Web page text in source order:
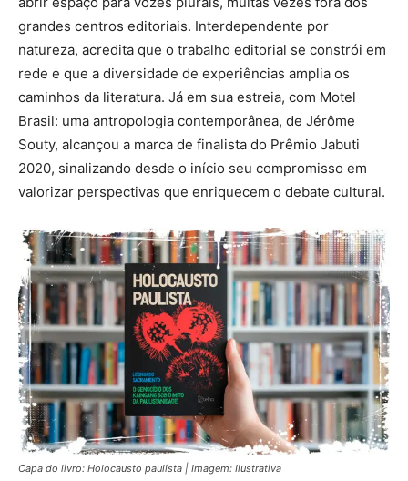
grandes centros editoriais. Interdependente por
natureza, acredita que o trabalho editorial se constrói em
rede e que a diversidade de experiências amplia os
caminhos da literatura. Já em sua estreia, com Motel
Brasil: uma antropologia contemporânea, de Jérôme
Souty, alcançou a marca de finalista do Prêmio Jabuti
2020, sinalizando desde o início seu compromisso em
valorizar perspectivas que enriquecem o debate cultural.
Capa do livro: Holocausto paulista | Imagem: Ilustrativa